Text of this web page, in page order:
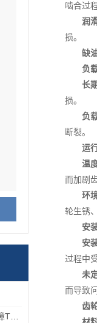
啮合过
润
损。
缺
负
长
损。
负
断裂。
运
温
而加剧
环
轮生锈
安
安
过程中
未
而导致
齿